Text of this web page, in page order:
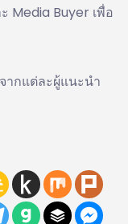
Media Buyer เพื่อ
ากแต่ละผู้แนะนำ